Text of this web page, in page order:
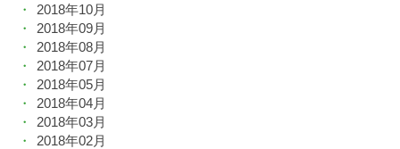
2018年10月
2018年09月
2018年08月
2018年07月
2018年05月
2018年04月
2018年03月
2018年02月